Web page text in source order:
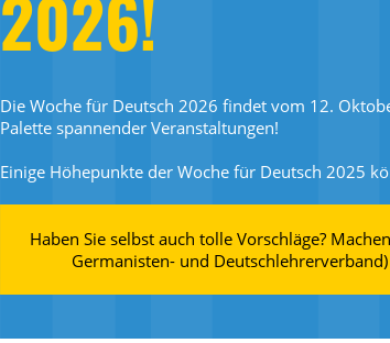
2026!
Die Woche für Deutsch 2026 findet vom 12.
Palette spannender Veranstaltungen!
Einige Höhepunkte der Woche für Deutsch 2025
Haben Sie selbst auch tolle Vorschläge?
Germanisten- und